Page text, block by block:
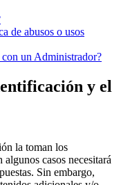
de abusos o usos
un Administrador?
y el
la toman los
casos necesitará
Sin embargo,